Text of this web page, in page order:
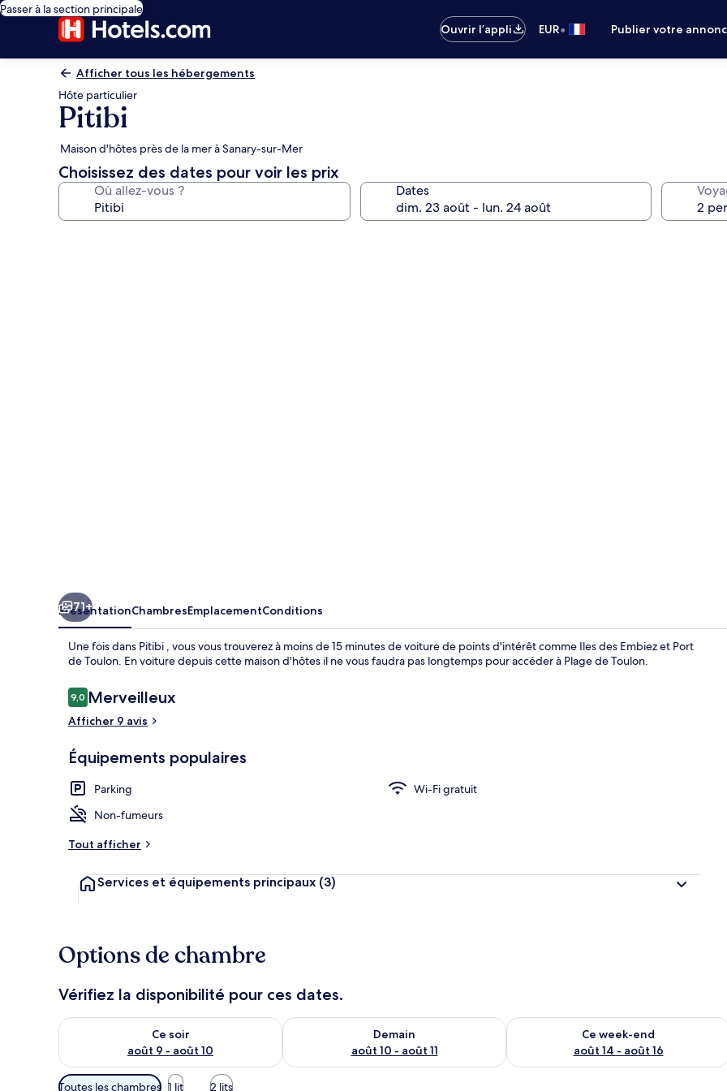
Passer à la section principale
Ouvrir l’appli
EUR• Publier votre
Afficher tous les hébergements
Hôte particulier
Pitibi
Maison d'hôtes près de la mer à Sanary-sur-Mer
Choisissez des dates pour voir les prix
Où allez-vous ? Dates
71+
PrésentationChambresEmplacementConditions
Une fois dans Pitibi , vous vous trouverez à moins de 15 minutes de voiture de points d'intérêt comme Iles des Embiez et Port
de Toulon. En voiture depuis cette maison d'hôtes il ne vous faudra pas longtemps pour accéder à Plage de Toulon.
Avis
voyageurs
9,09,0 sur 10
Merveilleux
Afficher 9 avis
Équipements populaires
Parking
Wi-Fi gratuit
Non-fumeurs
Tout afficher
Services et équipements principaux (3)
Options de chambre
Vérifiez la disponibilité pour ces dates.
Ce soir
août 9 - août 10
Vérifier la disponibilité pour ce soir août 9 - août 10
Demain
août 10 - août 11
Vérifier la disponibilité pour demain août 10 - août 11
Ce week-end
août 14 - août 16
Vérifier la disponibilité pour ce week-
Filtres
Toutes les chambres 1 lit 2 lits